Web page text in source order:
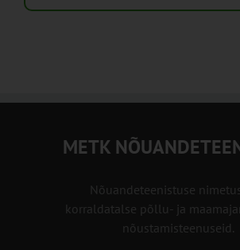
METK
Nõuandeteenistuse
korraldatalse põllu- ja
nõustamisteenuseid.